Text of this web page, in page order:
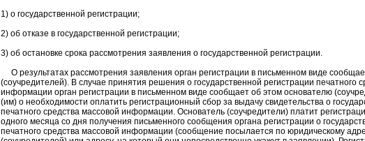
1) о государственной регистрации;
2) об отказе в государственной регистрации;
3) об остановке срока рассмотрения заявления о государственной регистрации.
О результатах рассмотрения заявления орган регистрации в письменном виде
(соучредителей). В случае принятия решения о государственной регистрации печатного
информации орган регистрации в письменном виде сообщает об этом основателю
(им) о необходимости оплатить регистрационный сбор за выдачу свидетельства о
печатного средства массовой информации. Основатель (соучредители) платит
одного месяца со дня получения письменного сообщения органа регистрации о
печатного средства массовой информации (сообщение посылается по юридическому